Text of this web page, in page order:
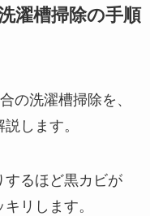
濯槽掃除の手順
の洗濯槽掃除を、
します。
するほど黒カビが
リします。